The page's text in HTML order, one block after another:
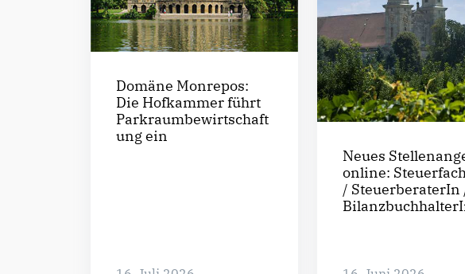
Domäne Monrepos:
Die Hofkammer führt
Parkraumbewirtschaft
ung ein
Neues
online:
/ SteuerberaterIn